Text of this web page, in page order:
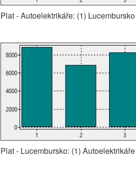
Plat - Autoelektrikáře: (1)
Plat - Lucembursko: (1)